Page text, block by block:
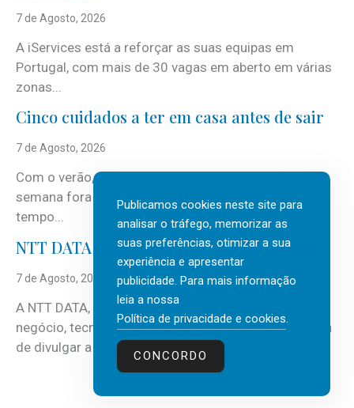
7 de Agosto, 2026
A iServices está a reforçar as suas equipas em
Portugal, com mais de 30 vagas em aberto em várias
zonas...
Cinco cuidados a ter em casa antes de sair
7 de Agosto, 2026
Com o verão, chegam também as férias, os fins-de-
semana fora e os dias em que a casa fica mais
tempo...
NTT DATA Insurtech Global Outlook 2026
7 de Agosto, 2026
A NTT DATA, consultora global em serviços de
negócio, tecnologia e inteligência artificial (IA), acaba
de divulgar a mais recente...
Publicamos cookies neste site para
analisar o tráfego, memorizar as
suas preferências, otimizar a sua
experiência e apresentar
publicidade. Para mais informação
leia a nossa
Política de privacidade e cookies.
CONCORDO